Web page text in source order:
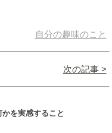
自分の趣味のこと
次の記事 >
を実感すること